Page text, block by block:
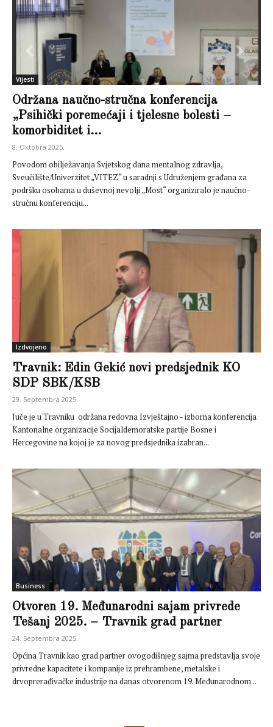
Vijesti
Održana naučno-stručna konferencija
„Psihički poremećaji i tjelesne bolesti –
komorbiditet i...
8. Oktobra 2025.
Povodom obilježavanja Svjetskog dana mentalnog zdravlja,
Sveučilište/Univerzitet „VITEZ“ u saradnji s Udruženjem građana za
podršku osobama u duševnoj nevolji „Most“ organiziralo je naučno-
stručnu konferenciju...
Izdvojeno
Travnik: Edin Gekić novi predsjednik KO
SDP SBK/KSB
29. Septembra 2025.
Juče je u Travniku održana redovna Izvještajno - izborna konferencija
Kantonalne organizacije Socijaldemoratske partije Bosne i
Hercegovine na kojoj je za novog predsjednika izabran...
Business
Otvoren 19. Međunarodni sajam privrede
Tešanj 2025. – Travnik grad partner
24. Septembra 2025.
Općina Travnik kao grad partner ovogodišnjeg sajma predstavlja svoje
privredne kapacitete i kompanije iz prehrambene, metalske i
drvoprerađivačke industrije na danas otvorenom 19. Međunarodnom...